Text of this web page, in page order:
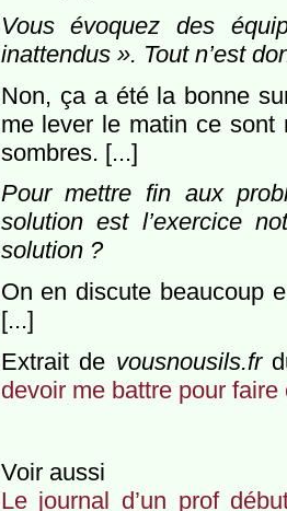
Vous évoquez des
inattendus ». Tout n’est
Non, ça a été la bonne
me lever le matin ce
sombres. [...]
Pour mettre fin aux
solution est l’exercice
solution ?
On en discute beaucoup
[...]
Extrait de vousnousils.fr
devoir me battre pour faire
Voir aussi
Le journal d’un prof